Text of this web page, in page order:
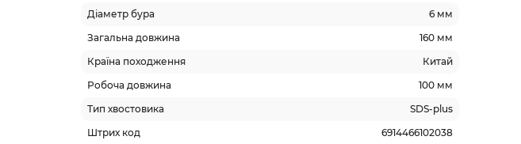
Діаметр бура
6 мм
Загальна довжина
160 мм
Країна походження
Китай
Робоча довжина
100 мм
Тип хвостовика
SDS-plus
Штрих код
6914466102038